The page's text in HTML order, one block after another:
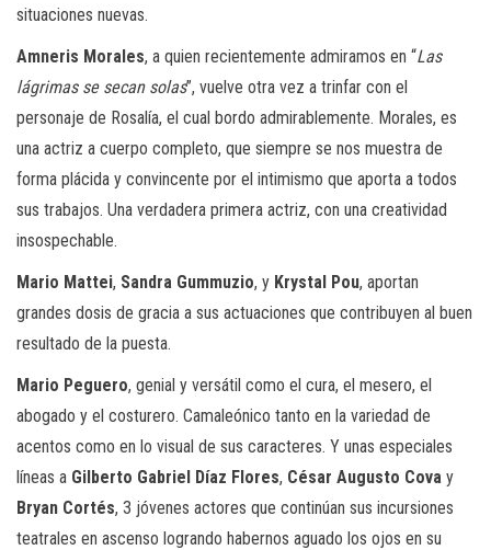
situaciones nuevas.
Amneris Morales, a quien recientemente admiramos en “Las
lágrimas se secan solas”, vuelve otra vez a trinfar con el
personaje de Rosalía, el cual bordo admirablemente. Morales, es
una actriz a cuerpo completo, que siempre se nos muestra de
forma plácida y convincente por el intimismo que aporta a todos
sus trabajos. Una verdadera primera actriz, con una creatividad
insospechable.
Mario Mattei, Sandra Gummuzio, y Krystal Pou, aportan
grandes dosis de gracia a sus actuaciones que contribuyen al buen
resultado de la puesta.
Mario Peguero, genial y versátil como el cura, el mesero, el
abogado y el costurero. Camaleónico tanto en la variedad de
acentos como en lo visual de sus caracteres. Y unas especiales
líneas a Gilberto Gabriel Díaz Flores, César Augusto Cova y
Bryan Cortés, 3 jóvenes actores que continúan sus incursiones
teatrales en ascenso logrando habernos aguado los ojos en su